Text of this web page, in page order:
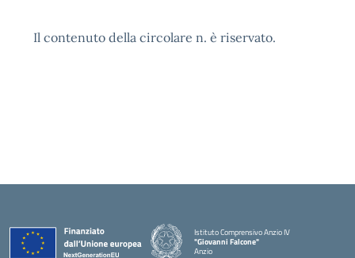
Il contenuto della circolare n. è riservato.
Istituto Comprensivo Anzio IV
"Giovanni Falcone"
Anzio